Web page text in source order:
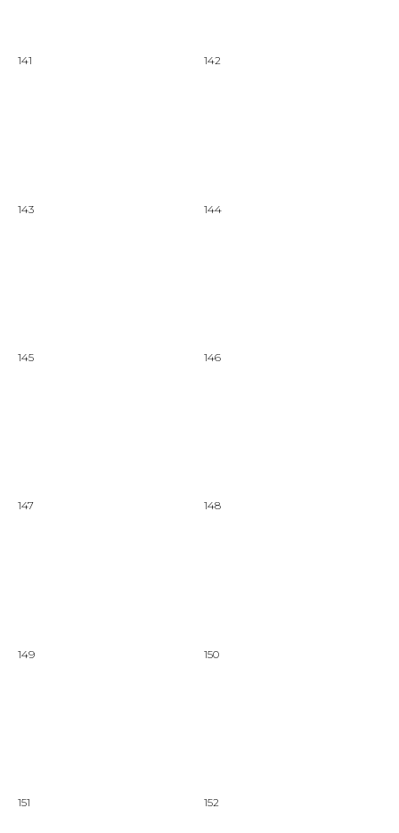
141 142
143 144
145 146
147 148
149 150
151 152